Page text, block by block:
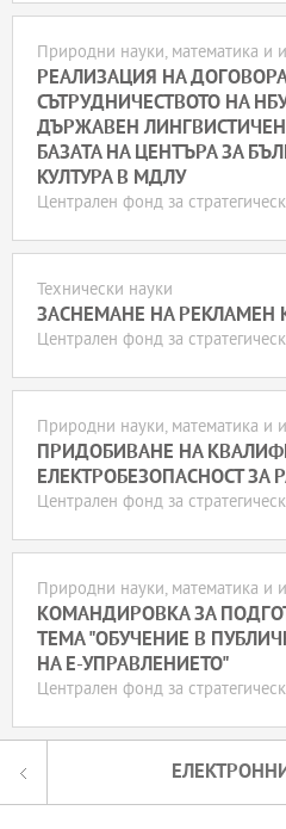
Природни науки, математика и
РЕАЛИЗАЦИЯ НА
СЪТРУДНИЧЕСТВОТО НА
ДЪРЖАВЕН
БАЗАТА НА ЦЕНТЪРА ЗА
КУЛТУРА В МДЛУ
Централен фонд за
Технически науки
ЗАСНЕМАНЕ НА РЕКЛАМЕН
Централен фонд за
Природни науки, математика и
ПРИДОБИВАНЕ НА
ЕЛЕКТРОБЕЗОПАСНОСТ ЗА
Централен фонд за
Природни науки, математика и
КОМАНДИРОВКА ЗА
ТЕМА "ОБУЧЕНИЕ В
НА Е-УПРАВЛЕНИЕТО"
Централен фонд за